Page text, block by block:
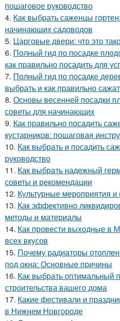
пошаговое руководство
4. Как выбрать саженцы
начинающих садоводов
5. Царговые двери: что это
6. Полный гид по посадке
как правильно посадить для
7. Полный гид по посадке
выбрать и как правильно
8. Основы весенней посадки
советы для начинающих
9. Как правильно посадить
кустарников: пошаговая
10. Как выбрать и посадить
руководство
11. Как выбрать надежный
советы и рекомендации
12. Культурные мероприятия
13. Как эффективно
методы и материалы
14. Как провести выходные в
всех вкусов
15. Почему радиаторы
под окна: Основные причины
16. Как выбрать оптимальный
строительства вашего дома
17. Какие фестивали и
в Нижнем Новгороде